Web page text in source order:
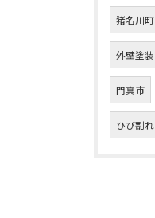
猪名川町
外壁塗装
門真市
ひび割れ